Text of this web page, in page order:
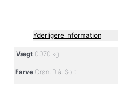
Yderligere information
Vægt 0,070 kg
Farve Grøn, Blå, Sort